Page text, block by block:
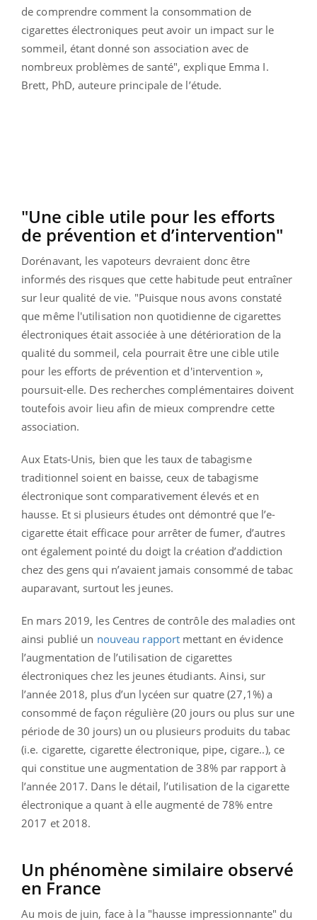
de comprendre comment la consommation de
cigarettes électroniques peut avoir un impact sur le
sommeil, étant donné son association avec de
nombreux problèmes de santé", explique Emma I.
Brett, PhD, auteure principale de l’étude.
"Une cible utile pour les efforts
de prévention et d’intervention"
Dorénavant, les vapoteurs devraient donc être
informés des risques que cette habitude peut entraîner
sur leur qualité de vie. "Puisque nous avons constaté
que même l'utilisation non quotidienne de cigarettes
électroniques était associée à une détérioration de la
qualité du sommeil, cela pourrait être une cible utile
pour les efforts de prévention et d'intervention »,
poursuit-elle. Des recherches complémentaires doivent
toutefois avoir lieu afin de mieux comprendre cette
association.
Aux Etats-Unis, bien que les taux de tabagisme
traditionnel soient en baisse, ceux de tabagisme
électronique sont comparativement élevés et en
hausse. Et si plusieurs études ont démontré que l’e-
cigarette était efficace pour arrêter de fumer, d’autres
ont également pointé du doigt la création d’addiction
chez des gens qui n’avaient jamais consommé de tabac
auparavant, surtout les jeunes.
En mars 2019, les Centres de contrôle des maladies ont
ainsi publié un nouveau rapport mettant en évidence
l’augmentation de l’utilisation de cigarettes
électroniques chez les jeunes étudiants. Ainsi, sur
l’année 2018, plus d’un lycéen sur quatre (27,1%) a
consommé de façon régulière (20 jours ou plus sur une
période de 30 jours) un ou plusieurs produits du tabac
(i.e. cigarette, cigarette électronique, pipe, cigare..), ce
qui constitue une augmentation de 38% par rapport à
l’année 2017. Dans le détail, l’utilisation de la cigarette
électronique a quant à elle augmenté de 78% entre
2017 et 2018.
Un phénomène similaire observé
en France
Au mois de juin, face à la "hausse impressionnante" du